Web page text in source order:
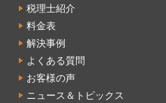
税理士紹介
料金表
解決事例
よくある質問
お客様の声
ニュース＆トピックス